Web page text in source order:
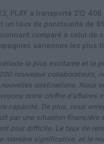
PLAY a transporté 212
un taux de ponctualité de
comparé à celui de
aériennes les plus
la plus excitante et la
nouveaux collaborateurs,
destinations. Nous
notre chiffre d’affaires
capacité. De plus, nous
par une situation financière
plus difficile. Le taux de
manière significative, et le